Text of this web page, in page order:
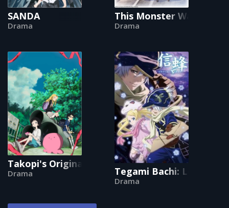
SANDA
Drama
This Monster Wants to
Drama
Takopi's Original Sin
Drama Tegami Bachi: Letter
Drama